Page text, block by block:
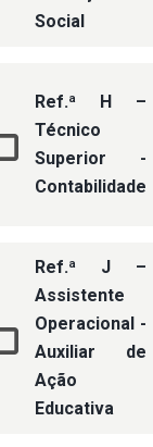
Social
Ref.ª H –
Técnico
Superior -
Contabilidade
Ref.ª J –
Assistente
Operacional -
Auxiliar de
Ação
Educativa